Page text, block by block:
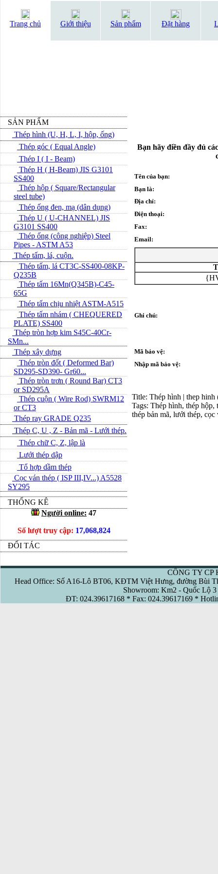
Trang chủ Giới thiệu Sản phẩm Đặt hàng
SẢN PHẨM
Thép hình (U, H, L, I, hộp, ống)
Thép góc ( Equal Angle)
Thép I ( I - Beam)
Thép H ( H-Beam) JIS G3101
SS400
Thép hộp ( Square/Rectangular
steel tube)
Thép ống đen, mạ (dân dụng)
Thép U ( U-CHANNEL) JIS
G3101 SS400
Thép ống (công nghiệp) Steel
Pipes - ASTM A53
Thép tấm, lá, cuộn.
Thép tấm, lá CT3C-SS400-08KP-
Q235B
Thép tấm 16Mn(Q345B)-C45-
65G
Thép tấm chịu nhiệt ASTM-A515
Thép tấm nhám ( CHEQUERED
PLATE) SS400
Thép tròn hợp kim S45C-40Cr-
SMn...
Thép xây dựng
Thép tròn đốt ( Deformed Bar)
SD295-SD390- Gr60...
Thép tròn trơn ( Round Bar) CT3
or SD295A
Thép cuộn ( Wire Rod) SWRM12
or CT3
Thép ray GRADE Q235
Thép C, U , Z - Bản mã - L­ưới thép.
Thép chữ C, Z, lập là
Lưới thép dập
Tổ hợp dầm thép
Cọc ván thép ( ISP III,IV...) A5528
SY295
THỐNG KÊ
Người online: 47
Số lượt truy cập: 17,068,824
ĐỐI TÁC
Bạn hãy điền đầy đủ
Tên của bạn:
Bạn là:
Địa chỉ:
Điện thoại:
Fax:
Email:
Ghi chú:
Mã bảo vệ:
Nhập mã bảo vệ:
Title: Thép hình | thep
Tags: Thép hình, thép hộp,
thép bản mã, lưới thép, cọc
CÔNG TY CP
Head Office: Số A16-Lô BT06, KĐTM Việt Hưng, đường Bùi
Showroom: Km2 - Quốc Lộ
ĐT: 024.39617168 * Fax: 024.39617169 *